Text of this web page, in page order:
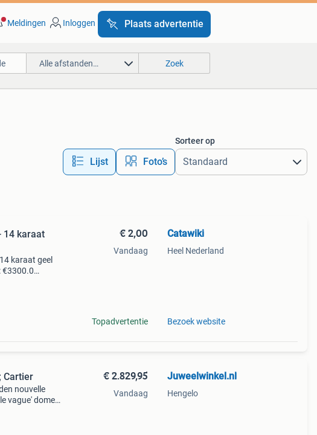
Meldingen Inloggen Plaats advertentie
Alle afstanden… Zoek
Lijst Foto’s
Sorteer op
14 karaat
karaat geel
€3300.0
€ 2,00
Vandaag
Topadvertentie
Catawiki
Heel Nederland
Bezoek website
Cartier
nouvelle
vague' dome
€ 2.829,95
Vandaag
Juweelwinkel.nl
Hengelo